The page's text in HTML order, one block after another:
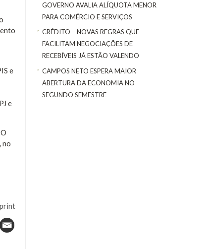
GOVERNO AVALIA ALÍQUOTA MENOR
PARA COMÉRCIO E SERVIÇOS
CRÉDITO – NOVAS REGRAS QUE
FACILITAM NEGOCIAÇÕES DE
RECEBÍVEIS JÁ ESTÃO VALENDO
CAMPOS NETO ESPERA MAIOR
ABERTURA DA ECONOMIA NO
SEGUNDO SEMESTRE
e
e
no
print